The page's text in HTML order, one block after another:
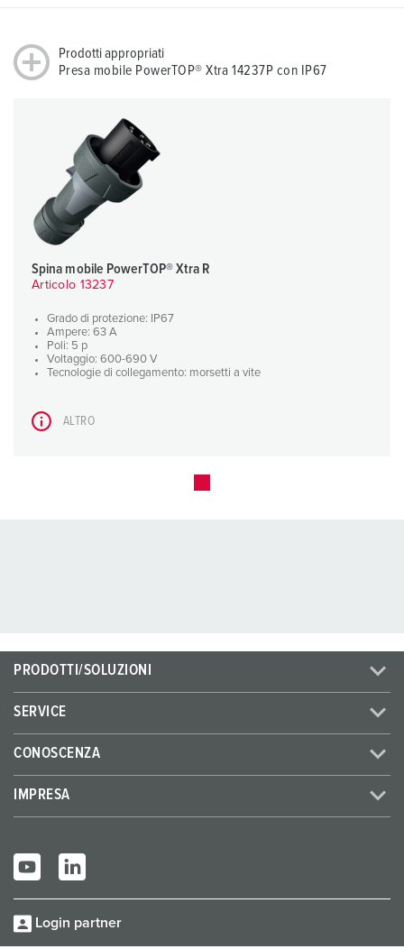
Prodotti appropriati
Presa mobile PowerTOP® Xtra 14237P con IP67
Spina mobile PowerTOP® Xtra R
Articolo 13237
Grado di protezione: IP67
Ampere: 63 A
Poli: 5 p
Voltaggio: 600-690 V
Tecnologie di collegamento: morsetti a vite
ALTRO
PRODOTTI/SOLUZIONI
SERVICE
CONOSCENZA
IMPRESA
Login partner